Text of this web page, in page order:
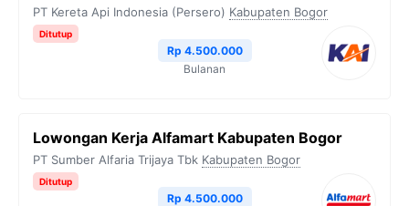
PT Kereta Api Indonesia (Persero) Kabupaten Bogor
Ditutup
Rp 4.500.000
Bulanan
Lowongan Kerja Alfamart Kabupaten Bogor
PT Sumber Alfaria Trijaya Tbk Kabupaten Bogor
Ditutup
Rp 4.500.000